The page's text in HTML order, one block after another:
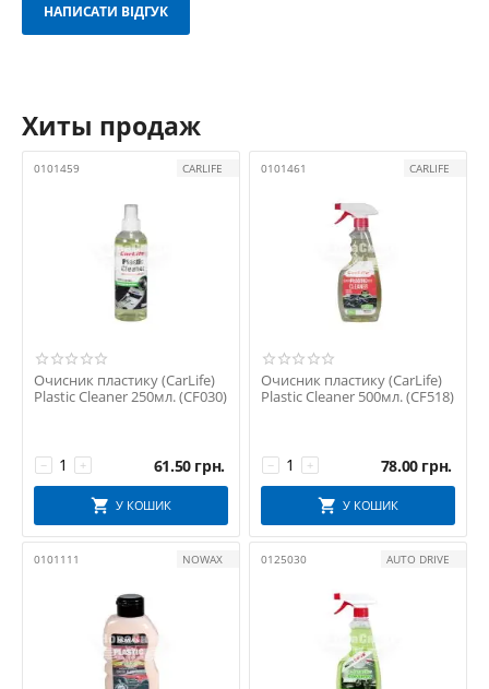
НАПИСАТИ ВІДГУК
Хиты продаж
0101459 CARLIFE
Очисник пластику (CarLife)
Plastic Cleaner 250мл. (CF030)
+
− 61.50 грн.
У КОШИК
0101461 CARLIFE
Очисник пластику (CarLife)
Plastic Cleaner 500мл. (CF518)
+
− 78.00 грн.
У КОШИК
0101111 NOWAX 0125030 AUTO DRIVE